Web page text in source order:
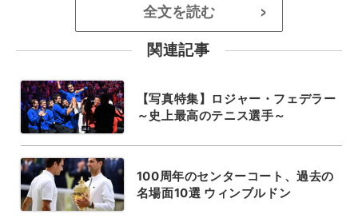
全文を読む >
関連記事
【写真特集】ロジャー・フェデラー
～史上最高のテニス選手～
100周年のセンターコート、過去の
名場面10選 ウィンブルドン